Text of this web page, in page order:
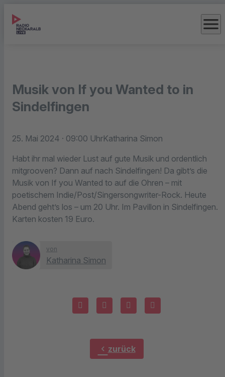
menu
Musik von If you Wanted to in
Sindelfingen
25. Mai 2024 · 09:00 UhrKatharina Simon
Habt ihr mal wieder Lust auf gute Musik und ordentlich
mitgrooven? Dann auf nach Sindelfingen! Da gibt’s die
Musik von If you Wanted to auf die Ohren – mit
poetischem Indie/Post/Singersongwriter-Rock. Heute
Abend geht’s los – um 20 Uhr. Im Pavillon in Sindelfingen.
Karten kosten 19 Euro.
von
Katharina Simon
chevron_left zurück